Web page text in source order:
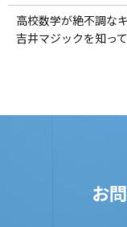
高校数学が絶不調な
吉井マジックを知っ
お